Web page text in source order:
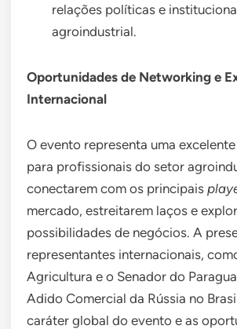
relações políticas e
agroindustrial.
Oportunidades de Networking e
Internacional
O evento representa uma
para profissionais do setor
conectarem com os principais
mercado, estreitarem laços e
possibilidades de negócios. A
representantes internacionais,
Agricultura e o Senador do
Adido Comercial da Rússia no
caráter global do evento e as